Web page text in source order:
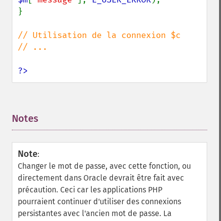
}
// Utilisation de la connexion $c
// ...
?>
Notes
Note:
Changer le mot de passe, avec cette fonction, ou
directement dans Oracle devrait être fait avec
précaution. Ceci car les applications PHP
pourraient continuer d'utiliser des connexions
persistantes avec l'ancien mot de passe. La